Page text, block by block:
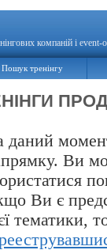
компаній і event-
Пошук тренінгу
даний
Ви
Ви є
тематики,